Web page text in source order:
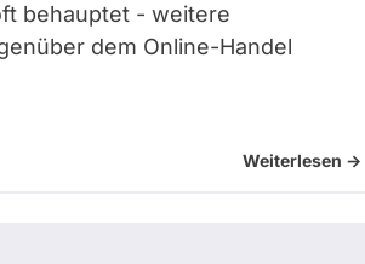
behauptet - weitere
dem Online-Handel
Weiterlesen ->